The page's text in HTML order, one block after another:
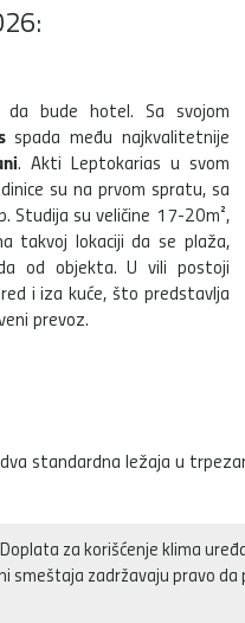
bude hotel. Sa svojom
spada među najkvalitetnije
. Akti Leptokarias u svom
su na prvom spratu, sa
Studija su veličine 17-20m²,
takvoj lokaciji da se plaža,
od objekta. U vili postoji
i iza kuće, što predstavlja
prevoz.
standardna ležaja u
za korišćenje klima
smeštaja zadržavaju pravo